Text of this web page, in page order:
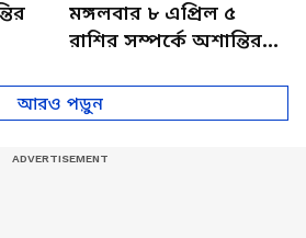
মঙ্গলবার ৮ এপ্রিল ৫
রাশির সম্পর্কে অশান্তির
আজকের রাশিফল
আরও পড়ুন